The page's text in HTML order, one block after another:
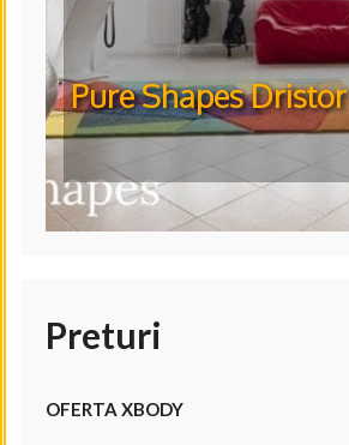
Pure Shapes Dristor
Preturi
OFERTA XBODY